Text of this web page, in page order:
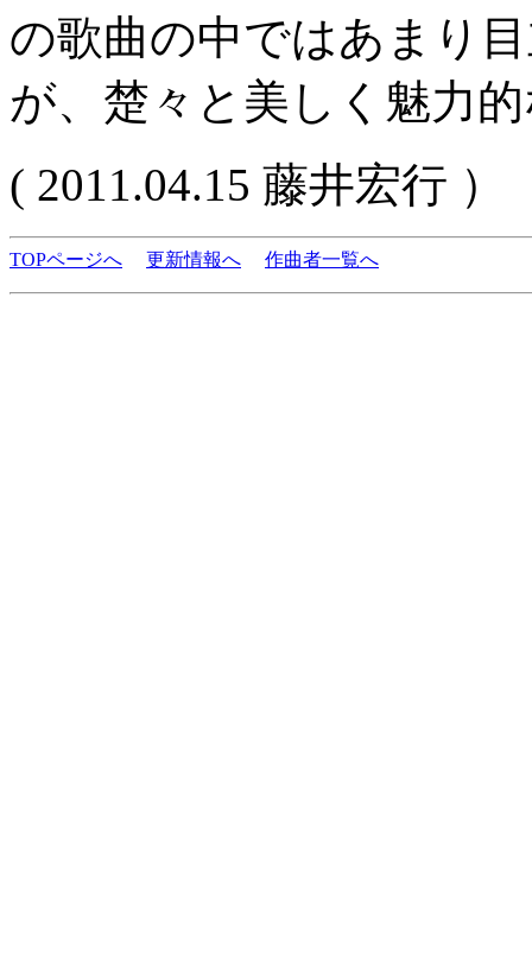
の歌曲の中ではあまり
が、楚々と美しく魅力
( 2011.04.15 藤井宏行 ）
TOPページへ 更新情報へ 作曲者一覧へ